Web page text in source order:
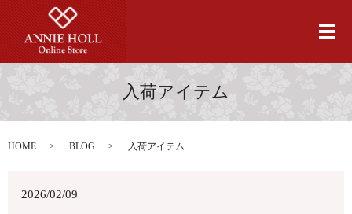
メ
入荷アイテム
HOME BLOG 入荷アイテム
2026/02/09